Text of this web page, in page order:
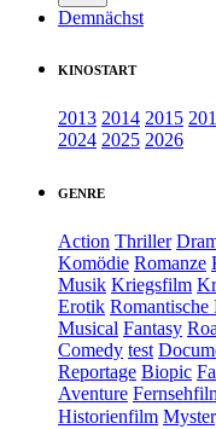
Demnächst
KINOSTART
2013 2014 2015
2024 2025 2026
GENRE
Action Thriller
Komödie Romanze
Musik Kriegsfilm
Erotik
Musical Fantasy
Comedy test
Reportage Biopic
Aventure
Historienfilm